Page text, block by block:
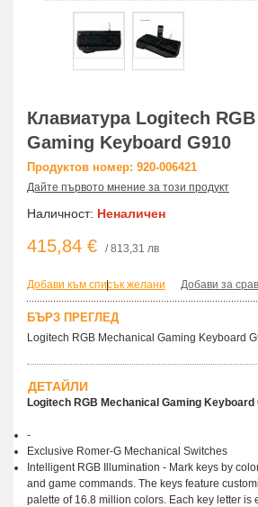
Клавиатура Logitech
Gaming Keyboard G910
Продуктов номер: 920-006421
Дайте първото мнение за този продукт
Наличност: Неналичен
415,84 € / 813,31 лв
Добави към списък желани
| Добави за
БЪРЗ ПРЕГЛЕД
Logitech RGB Mechanical Gaming Keyboard
ДЕТАЙЛИ
Logitech RGB Mechanical Gaming Keyboard
-
Exclusive Romer-G Mechanical Switches
Intelligent RGB Illumination - Mark keys by
and game commands. The keys feature
palette of 16.8 million colors. Each key letter is